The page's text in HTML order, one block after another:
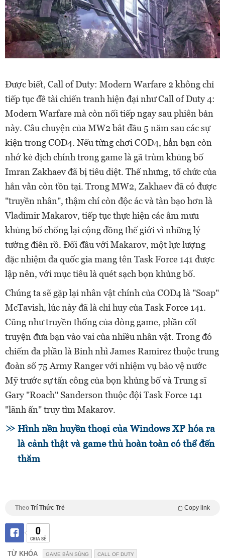
Được biết, Call of Duty: Modern Warfare 2 không chỉ
tiếp tục đề tài chiến tranh hiện đại như Call of Duty 4:
Modern Warfare mà còn nối tiếp ngay sau phiên bản
này. Câu chuyện của MW2 bắt đầu 5 năm sau các sự
kiện trong COD4. Nếu từng chơi COD4, hẳn bạn còn
nhớ kẻ địch chính trong game là gã trùm khủng bố
Imran Zakhaev đã bị tiêu diệt. Thế nhưng, tổ chức của
hắn vẫn còn tồn tại. Trong MW2, Zakhaev đã có được
"truyền nhân", thậm chí còn độc ác và tàn bạo hơn là
Vladimir Makarov, tiếp tục thực hiện các âm mưu
khủng bố chống lại cộng đồng thế giới vì những lý
tưởng điên rồ. Đối đầu với Makarov, một lực lượng
đặc nhiệm đa quốc gia mang tên Task Force 141 được
lập nên, với mục tiêu là quét sạch bọn khủng bố.
Chúng ta sẽ gặp lại nhân vật chính của COD4 là "Soap"
McTavish, lúc này đã là chỉ huy của Task Force 141.
Cũng như truyền thống của dòng game, phần cốt
truyện đưa bạn vào vai của nhiều nhân vật. Trong đó
chiếm đa phần là Binh nhì James Ramirez thuộc trung
đoàn số 75 Army Ranger với nhiệm vụ bảo vệ nước
Mỹ trước sự tấn công của bọn khủng bố và Trung sĩ
Gary "Roach" Sanderson thuộc đội Task Force 141
"lãnh ấn" truy tìm Makarov.
Hình nền huyền thoại của Windows XP hóa ra
là cảnh thật và game thủ hoàn toàn có thể đến
thăm
Theo Trí Thức Trẻ Copy link
0
CHIA SẺ
TỪ KHÓA GAME BẮN SÚNG CALL OF DUTY